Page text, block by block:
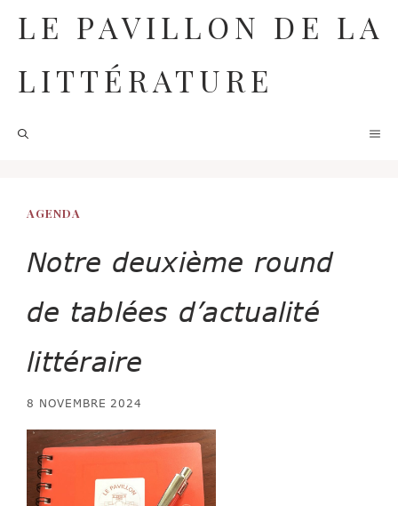
contenu
LE PAVILLON DE LA
LITTÉRATURE
AGENDA
Notre deuxième round
de tablées d’actualité
littéraire
8 NOVEMBRE 2024